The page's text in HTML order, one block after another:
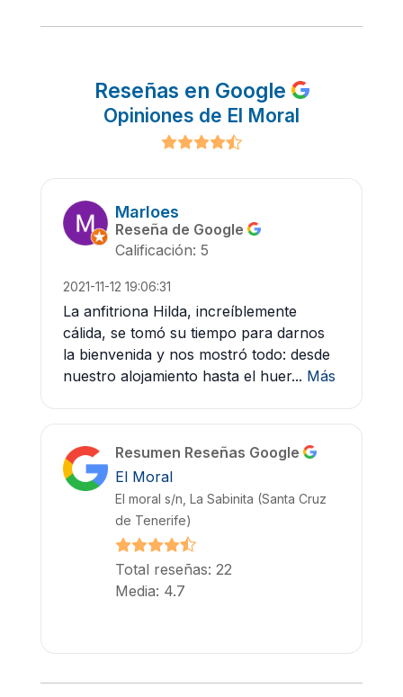
Reseñas en Google
Opiniones de El Moral
Marloes
Reseña de Google
Calificación: 5
2021-11-12 19:06:31
La anfitriona Hilda, increíblemente
cálida, se tomó su tiempo para darnos
la bienvenida y nos mostró todo: desde
nuestro alojamiento hasta el huer... Más
Resumen Reseñas Google
El Moral
El moral s/n, La Sabinita (Santa Cruz
de Tenerife)
Total reseñas: 22
Media: 4.7